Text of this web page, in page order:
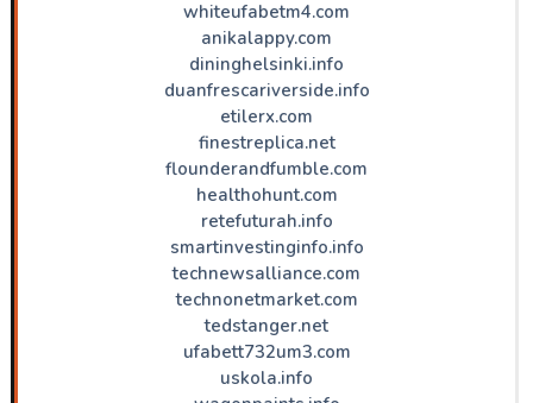
whiteufabetm4.com
anikalappy.com
dininghelsinki.info
duanfrescariverside.info
etilerx.com
finestreplica.net
flounderandfumble.com
healthohunt.com
retefuturah.info
smartinvestinginfo.info
technewsalliance.com
technonetmarket.com
tedstanger.net
ufabett732um3.com
uskola.info